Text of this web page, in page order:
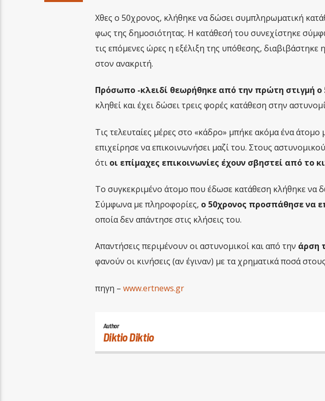
Χθες ο 50χρονος, κλήθηκε να δώσει συμπληρωματική
φως της δημοσιότητας. Η κατάθεσή του συνεχίστηκε
τις επόμενες ώρες η εξέλιξη της υπόθεσης, διαβιβάστηκε
στον ανακριτή.
Πρόσωπο -κλειδί θεωρήθηκε από την πρώτη στιγμή
κληθεί και έχει δώσει τρεις φορές κατάθεση στην
Τις τελευταίες μέρες στο «κάδρο» μπήκε ακόμα ένα
επιχείρησε να επικοινωνήσει μαζί του. Στους
ότι οι επίμαχες επικοινωνίες έχουν σβηστεί από το
Το συγκεκριμένο άτομο που έδωσε κατάθεση κλήθηκε να
Σύμφωνα με πληροφορίες, ο 50χρονος προσπάθησε να
οποία δεν απάντησε στις κλήσεις του.
Απαντήσεις περιμένουν οι αστυνομικοί και από την άρση
φανούν οι κινήσεις (αν έγιναν) με τα χρηματικά ποσά
πηγη – www.ertnews.gr
Author
Diktio Diktio